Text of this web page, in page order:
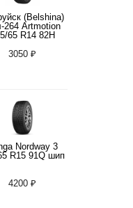
(Belshina)
264 Artmotion
65 R14 82H
3050 ₽
Nordway 3
R15 91Q шип
4200 ₽